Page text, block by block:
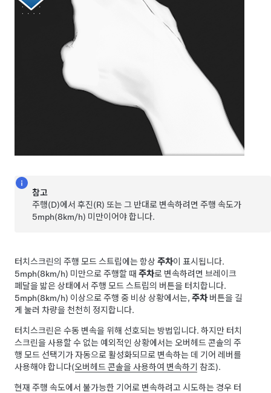
참고
주행(D)에서 후진(R) 또는 그 반대로 변속하려면 주행 속도가
5mph(8km/h) 미만이어야 합니다.
터치스크린의 주행 모드 스트립에는 항상 주차이 표시됩니다.
5mph(8km/h) 미만으로 주행할 때 주차로 변속하려면 브레이크
페달을 밟은 상태에서 주행 모드 스트립의 버튼을 터치합니다.
5mph(8km/h) 이상으로 주행 중 비상 상황에서는, 주차버튼을 길
게 눌러 차량을 천천히 정지합니다.
터치스크린은 수동 변속을 위해 선호되는 방법입니다. 하지만 터치
스크린을 사용할 수 없는 예외적인 상황에서는오버헤드 콘솔의 주
행 모드 선택기가 자동으로 활성화되므로 변속하는 데 기어 레버를
사용해야 합니다(오버헤드 콘솔을 사용하여 변속하기 참조).
현재 주행 속도에서 불가능한 기어로 변속하려고 시도하는 경우 터